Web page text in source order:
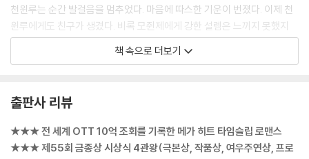
천윈루는 순간 발걸음을 멈추었다. 마음에 따스한 기운이 번졌다. 이제 천
윈루에게도 친구가 생겼다. 비록 모쥔제에게 강한 설렘은 느끼지 못했지
만, 둘 사이의 거리가 한층 좁혀진 느낌이었다. 소년의 친절과 배려에 소녀
는 더 이상 외롭지 않았다. 소년은 소녀의 내면 깊숙이 자리한 무력감과 어
--- p.59
사실 리쯔웨이가 천윈루의 미묘한 감정을 눈치채지 못한 건 아니었다. 다
책 속으로 더보기
출판사 리뷰
★★★ 전 세계 OTT 10억 조회를 기록한 메가 히트 타임슬립 로맨스
★★★ 제55회 금종상 시상식 4관왕(극본상, 작품상, 여우주연상, 프로